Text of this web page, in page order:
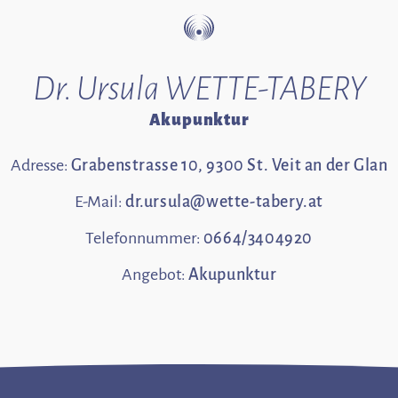
Dr. Ursula WETTE-TABERY
Akupunktur
Adresse: Grabenstrasse 10, 9300 St. Veit an der Glan
E-Mail: dr.ursula@wette-tabery.at
Telefonnummer: 0664/3404920
Angebot: Akupunktur